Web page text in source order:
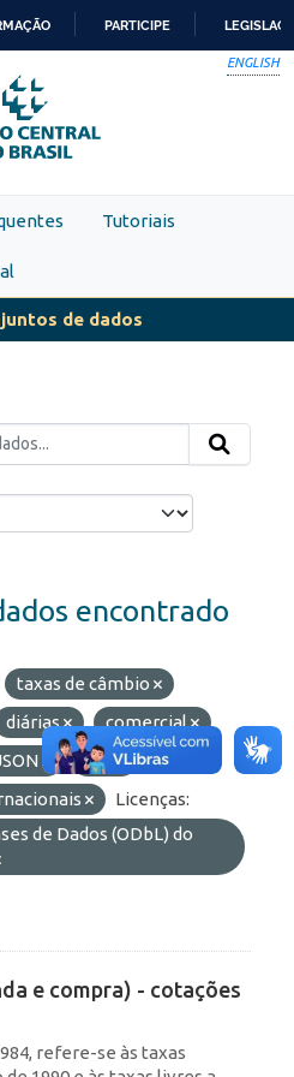
PARA
O
CONTEÚDO
PARTICIPE
ENGLISH
Tutoriais
de dados
encontrado
taxas de câmbio
diárias
comercial
API
Grupos:
Licenças:
de Dados (ODbL) do
e compra) - cotações
refere-se às taxas